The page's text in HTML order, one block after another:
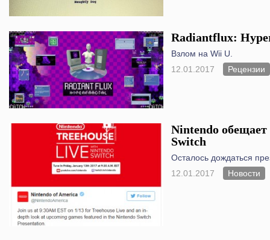
Radiantflux:
Взлом на Wii U.
12.01.2017
Рецензии
Nintendo
Switch
Осталось дождаться
12.01.2017
Новости